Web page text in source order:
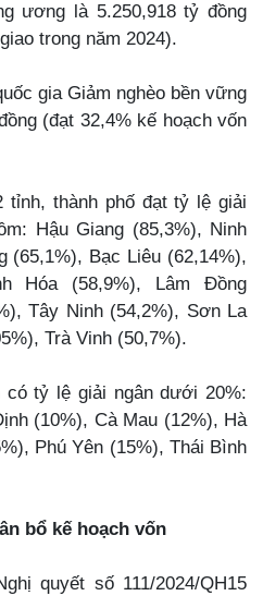
ương là 5.250,918 tỷ đồng
trong năm 2024).
gia Giảm nghèo bền vững
(đạt 32,4% kế hoạch vốn
tỉnh, thành phố đạt tỷ lệ giải
Hậu Giang (85,3%), Ninh
(65,1%), Bạc Liêu (62,14%),
Hóa (58,9%), Lâm Đồng
Tây Ninh (54,2%), Sơn La
Trà Vinh (50,7%).
có tỷ lệ giải ngân dưới 20%:
(10%), Cà Mau (12%), Hà
Phú Yên (15%), Thái Bình
bổ kế hoạch vốn
quyết số 111/2024/QH15